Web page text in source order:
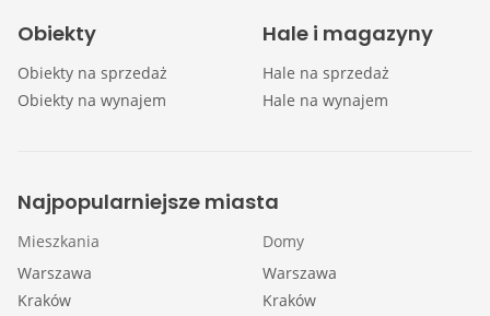
Obiekty
Obiekty na sprzedaż
Obiekty na wynajem
Hale i magazyny
Hale na sprzedaż
Hale na wynajem
Najpopularniejsze miasta
Mieszkania
Warszawa
Kraków
Domy
Warszawa
Kraków